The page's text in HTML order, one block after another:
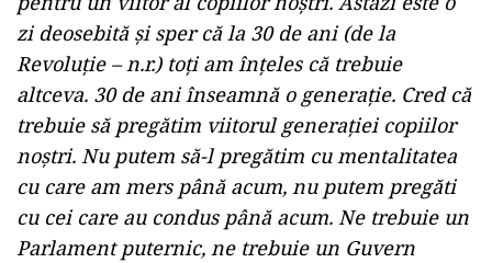
zi deosebită şi sper că la 30 de ani (de la
Revoluţie – n.r.) toţi am înţeles că trebuie
altceva. 30 de ani înseamnă o generaţie. Cred că
trebuie să pregătim viitorul generaţiei copiilor
noştri. Nu putem să-l pregătim cu mentalitatea
cu care am mers până acum, nu putem pregăti
cu cei care au condus până acum. Ne trebuie un
Parlament puternic, ne trebuie un Guvern